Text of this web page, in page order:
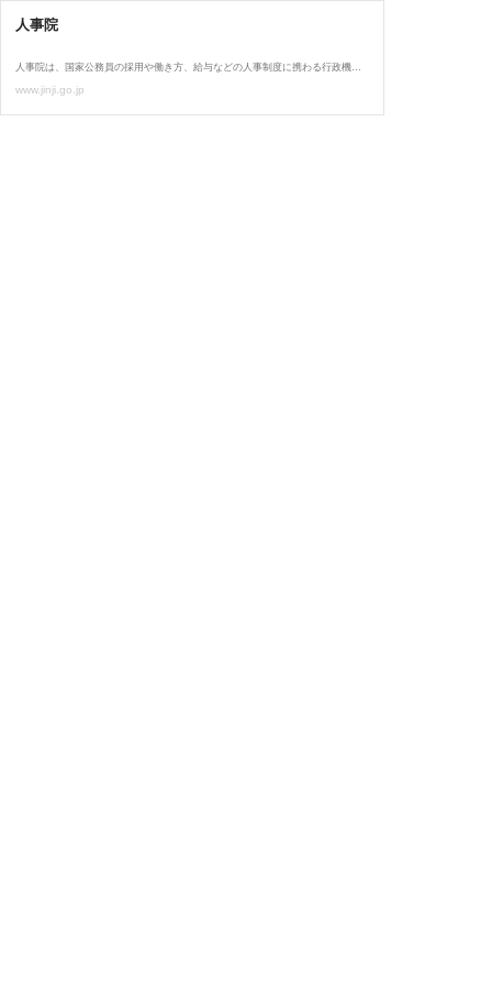
人事院
人事院は、国家公務員の採用や働き方、給与などの人事制度に携わる行政機関です。
www.jinji.go.jp